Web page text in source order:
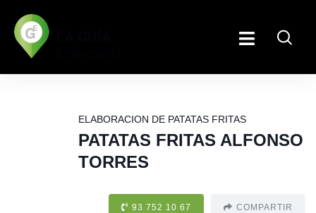
ELABORACION DE PATATAS FRITAS
PATATAS FRITAS ALFONSO
TORRES
93 752 10 67 COMPARTIR